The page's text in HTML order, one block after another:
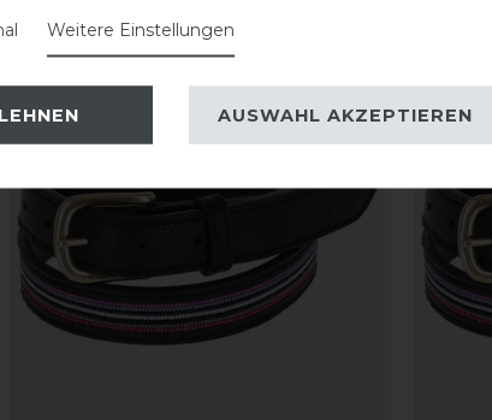
-20% -20%
Weitere Einstellungen
AUSWAHL AKZEPTIEREN